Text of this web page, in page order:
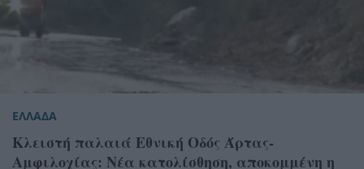
ΕΛΛΑΔΑ
Κλειστή παλαιά Εθνική Οδός Άρτας-
Αμφιλοχίας: Νέα κατολίσθηση, αποκομμένη η